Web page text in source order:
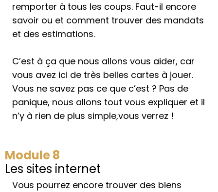
remporter à tous les coups. Faut-il encore
savoir ou et comment trouver des mandats
et des estimations.
C’est à ça que nous allons vous aider, car
vous avez ici de très belles cartes à jouer.
Vous ne savez pas ce que c’est ? Pas de
panique, nous allons tout vous expliquer et il
n’y à rien de plus simple,vous verrez !
Module 8
Les sites internet
Vous pourrez encore trouver des biens